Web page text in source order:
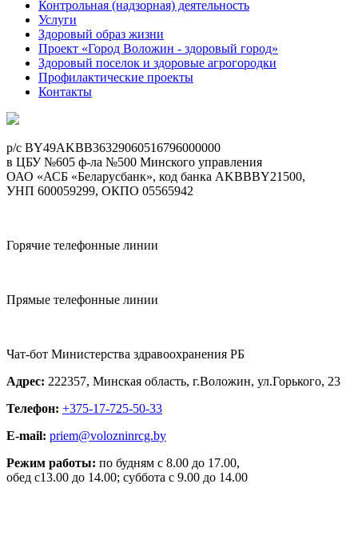
Контрольная (надзорная) деятельность
Услуги
Здоровый образ жизни
Проект «Город Воложин - здоровый город»
Здоровый поселок и здоровые агрогородки
Профилактические проекты
Контакты
p/c BY49AKBB36329060516796000000
в ЦБУ №605 ф-ла №500 Минского управления
ОАО «АСБ «Беларусбанк», код банка AKBBBY21500,
УНП 600059299, ОКПО 05565942
Горячие телефонные линии
Прямые телефонные линии
Чат-бот Министерства здравоохранения РБ
Адрес: 222357, Минская область, г.Воложин, ул.Горького, 23
Телефон: +375-17-725-50-33
E-mail: priem@volozninrcg.by
Режим работы: по будням с 8.00 до 17.00,
обед с13.00 до 14.00; суббота с 9.00 до 14.00